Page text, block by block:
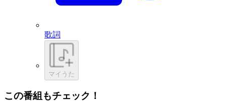
歌詞
マイうた
この番組もチェック！